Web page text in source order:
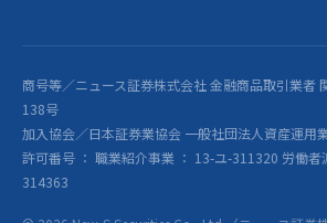
商号等／ニュース証券株式会社 金融商品取引業者
138号
加入協会／日本証券業協会 一般社団法人資産運用
許可番号 ： 職業紹介事業 ： 13-ユ-311320 労働者
314363